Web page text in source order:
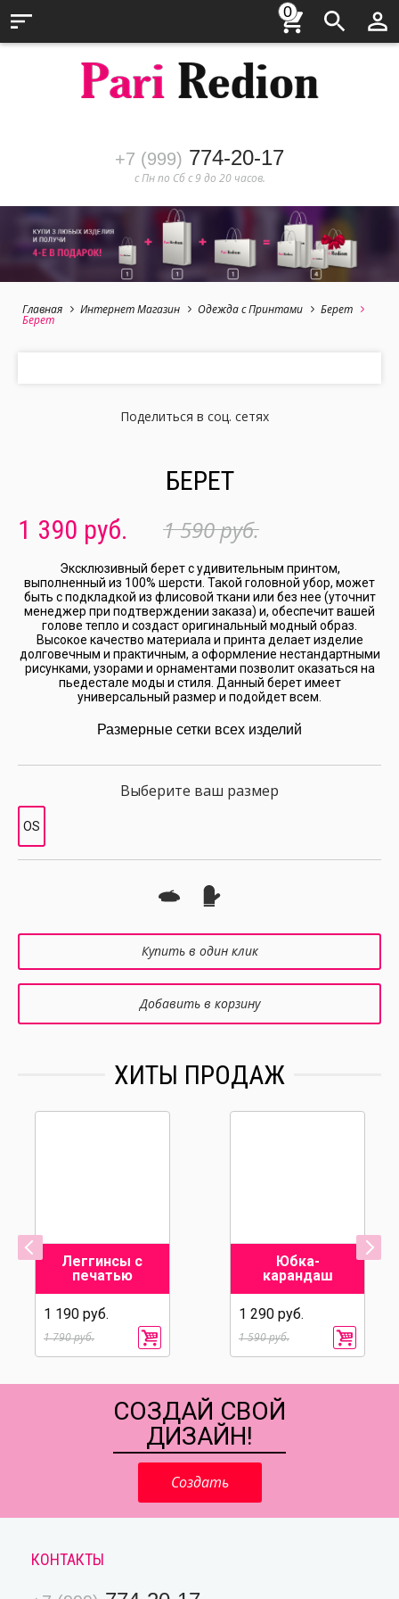
0
+7 (999) 774-20-17
с Пн по Сб с 9 до 20 часов.
Главная Интернет Магазин Одежда с Принтами Берет
Берет
Поделиться в соц. сетях
БЕРЕТ
1 390 руб.
1 590 руб.
Эксклюзивный берет с удивительным принтом,
выполненный из 100% шерсти. Такой головной убор, может
быть с подкладкой из флисовой ткани или без нее (уточнит
менеджер при подтверждении заказа) и, обеспечит вашей
голове тепло и создаст оригинальный модный образ.
Высокое качество материала и принта делает изделие
долговечным и практичным, а оформление нестандартными
рисунками, узорами и орнаментами позволит оказаться на
пьедестале моды и стиля. Данный берет имеет
универсальный размер и подойдет всем.
Размерные сетки всех изделий
Выберите ваш размер
OS
Купить в один клик
Добавить в корзину
ХИТЫ ПРОДАЖ
Леггинсы с
печатью
1 190 руб.
1 790 руб.
Юбка-
карандаш
1 290 руб.
1 590 руб.
СОЗДАЙ СВОЙ
ДИЗАЙН!
Создать
КОНТАКТЫ